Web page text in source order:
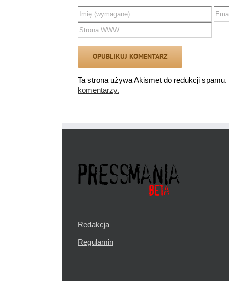
Ta strona używa Akismet do redukcji spamu.
komentarzy.
Redakcja
Regulamin